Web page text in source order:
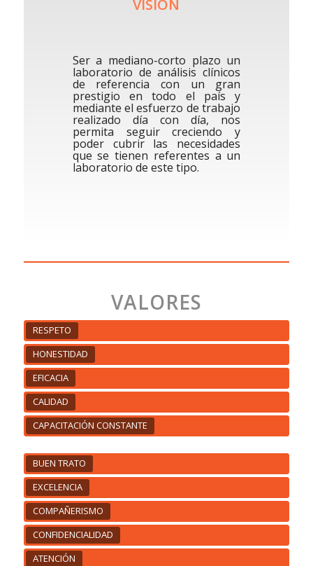
VISIÓN
Ser a mediano-corto plazo un
laboratorio de análisis clínicos
de referencia con un gran
prestigio en todo el país y
mediante el esfuerzo de trabajo
realizado día con día, nos
permita seguir creciendo y
poder cubrir las necesidades
que se tienen referentes a un
laboratorio de este tipo.
VALORES
RESPETO
HONESTIDAD
EFICACIA
CALIDAD
CAPACITACIÓN CONSTANTE
BUEN TRATO
EXCELENCIA
COMPAÑERISMO
CONFIDENCIALIDAD
ATENCIÓN